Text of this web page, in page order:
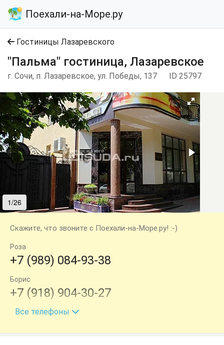
Поехали-на-Море.ру
Гостиницы Лазаревского
"Пальма" гостиница, Лазаревское
г. Сочи, п. Лазаревское, ул. Победы, 137 ID 25797
1/26
Скажите, что звоните с Поехали-на-Море.ру! :-)
Роза
+7 (989) 084-93-38
Борис
+7 (918) 904-30-27
администратор Елена (Telegram, MAX)
Все телефоны